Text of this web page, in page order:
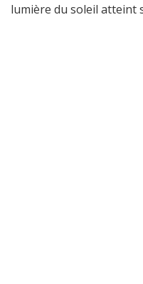
lumière du soleil atteint